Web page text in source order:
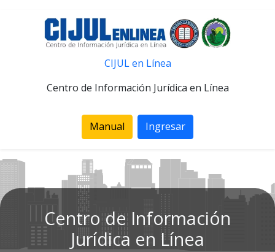
CIJUL en Línea
Centro de Información Jurídica en Línea
Manual Ingresar
Centro de Información
Jurídica en Línea